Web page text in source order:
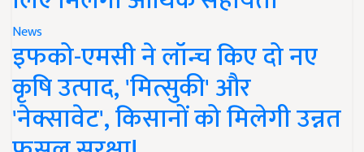
News
इफको-एमसी ने लॉन्च किए दो नए
कृषि उत्पाद, 'मित्सुकी' और
'नेक्सावेट', किसानों को मिलेगी उन्नत